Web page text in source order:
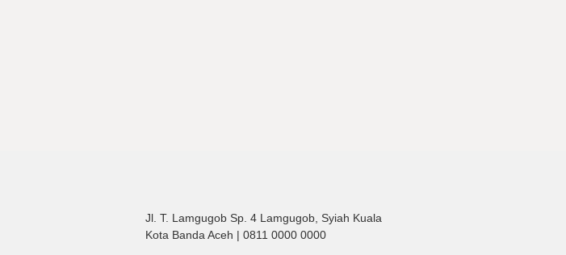
Jl. T. Lamgugob Sp. 4 Lamgugob, Syiah Kuala
Kota Banda Aceh | 0811 0000 0000